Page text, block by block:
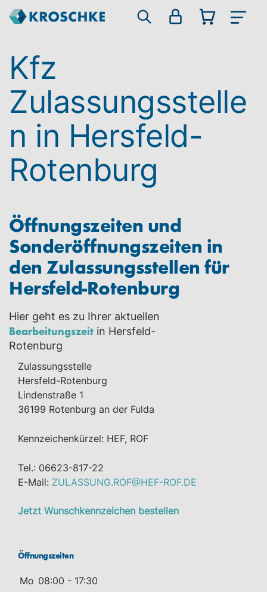
Kfz
Zulassungsstelle
n in Hersfeld-
Rotenburg
Öffnungszeiten und
Sonderöffnungszeiten in
den Zulassungsstellen für
Hersfeld-Rotenburg
Hier geht es zu Ihrer aktuellen
Bearbeitungszeit in Hersfeld-
Rotenburg
Zulassungsstelle
Hersfeld-Rotenburg
Lindenstraße 1
36199 Rotenburg an der Fulda
Kennzeichenkürzel: HEF, ROF
Tel.: 06623-817-22
E-Mail: ZULASSUNG.ROF@HEF-ROF.DE
Jetzt Wunschkennzeichen bestellen
Öffnungszeiten
Mo 08:00 - 17:30